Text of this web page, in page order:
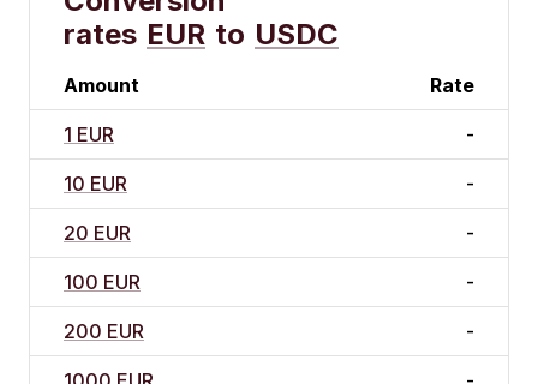
rates EUR to USDC
Amount Rate
1 EUR -
10 EUR -
20 EUR -
100 EUR -
200 EUR -